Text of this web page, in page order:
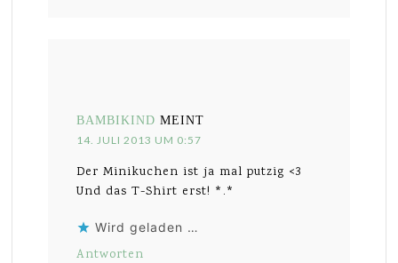
BAMBIKIND MEINT
14. JULI 2013 UM 0:57
Der Minikuchen ist ja mal putzig <3
Und das T-Shirt erst! *.*
Wird geladen …
Antworten